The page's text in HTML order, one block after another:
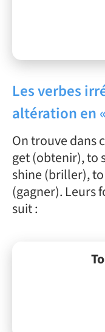
Les verbes
altération en
On trouve dans
get (obtenir), to
shine (briller),
(gagner). Leurs
suit :